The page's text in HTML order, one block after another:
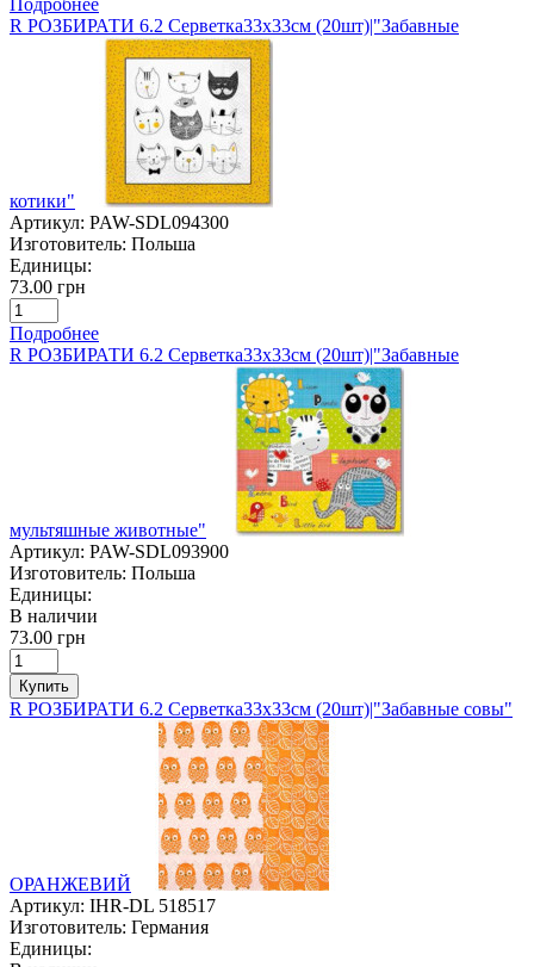
R РОЗБИРАТИ 6.2 Серветка33х33см (20шт)|"Забавные
котики"
Артикул: PAW-SDL094300
Изготовитель: Польша
Единицы:
73.00 грн
Подробнее
R РОЗБИРАТИ 6.2 Серветка33х33см (20шт)|"Забавные
мультяшные животные"
Артикул: PAW-SDL093900
Изготовитель: Польша
Единицы:
В наличии
73.00 грн
Купить
R РОЗБИРАТИ 6.2 Серветка33х33см (20шт)|"Забавные совы"
ОРАНЖЕВИЙ
Артикул: IHR-DL 518517
Изготовитель: Германия
Единицы: